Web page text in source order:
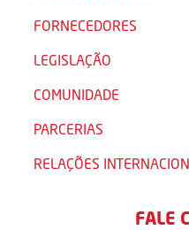
FORNECEDORES
LEGISLAÇÃO
COMUNIDADE
PARCERIAS
RELAÇÕES
FALE